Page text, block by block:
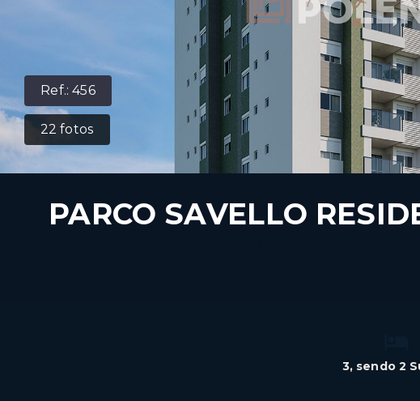
Ref.:456
22 fotos
PARCO SAVELLO
3, sendo 2